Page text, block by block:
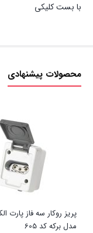
با بست کلیکی
محصولات پیشنهادی
پریز روکار سه فاز پارت
مدل برکه کد 605